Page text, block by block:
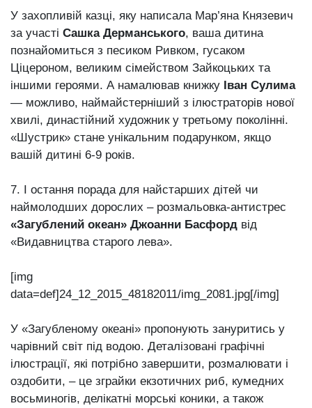
У захопливій казці, яку написала Мар’яна Князевич
за участі Сашка Дерманського, ваша дитина
познайомиться з песиком Ривком, гусаком
Ціцероном, великим сімейством Зайкоцьких та
іншими героями. А намалював книжку Іван Сулима
— можливо, наймайстерніший з ілюстраторів нової
хвилі, династійний художник у третьому поколінні.
«Шустрик» стане унікальним подарунком, якщо
вашій дитині 6-9 років.
7. І остання порада для найстарших дітей чи
наймолодших дорослих – розмальовка-антистрес
«Загублений океан» Джоанни Басфорд від
«Видавництва старого лева».
[img
data=def]24_12_2015_48182011/img_2081.jpg[/img]
У «Загубленому океані» пропонують зануритись у
чарівний світ під водою. Деталізовані графічні
ілюстрації, які потрібно завершити, розмалювати і
оздобити, – це зграйки екзотичних риб, кумедних
восьминогів, делікатні морські коники, а також